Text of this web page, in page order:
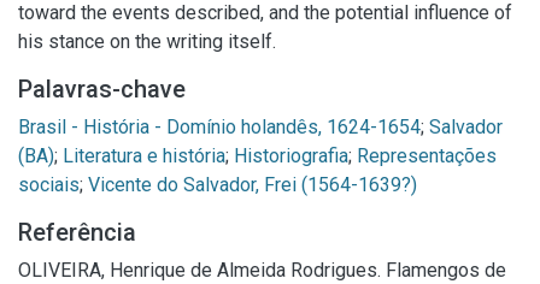
toward the events described, and the potential influence of
his stance on the writing itself.
Palavras-chave
Brasil - História - Domínio holandês, 1624-1654; Salvador
(BA); Literatura e história; Historiografia; Representações
sociais; Vicente do Salvador, Frei (1564-1639?)
Referência
OLIVEIRA, Henrique de Almeida Rodrigues. Flamengos de